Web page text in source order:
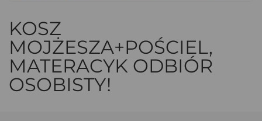
KOSZ
MOJŻESZA+POŚCIEL,
MATERACYK ODBIÓR
OSOBISTY!